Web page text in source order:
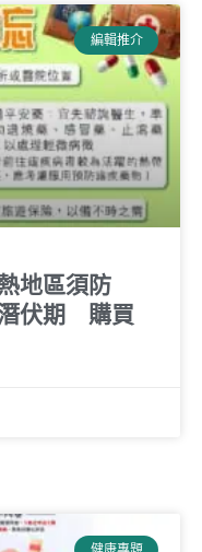
編輯推介
地區須防
伏期 購買